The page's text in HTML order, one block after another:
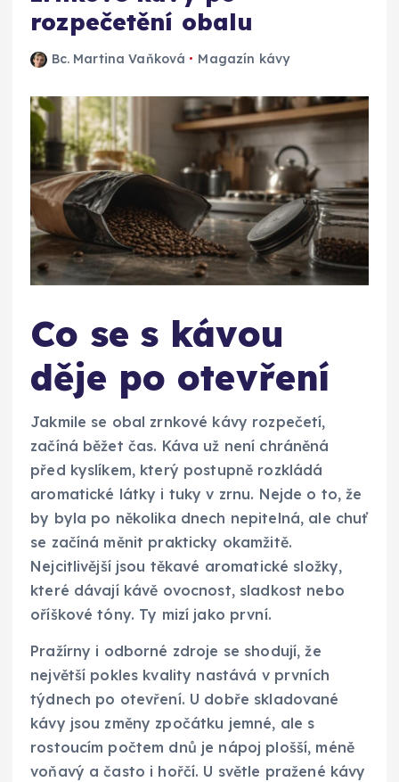
rozpečetění obalu
Bc. Martina Vaňková Magazín kávy
Co se s kávou
děje po otevření
Jakmile se obal zrnkové kávy rozpečetí,
začíná běžet čas. Káva už není chráněná
před kyslíkem, který postupně rozkládá
aromatické látky i tuky v zrnu. Nejde o to, že
by byla po několika dnech nepitelná, ale chuť
se začíná měnit prakticky okamžitě.
Nejcitlivější jsou těkavé aromatické složky,
které dávají kávě ovocnost, sladkost nebo
oříškové tóny. Ty mizí jako první.
Pražírny i odborné zdroje se shodují, že
největší pokles kvality nastává v prvních
týdnech po otevření. U dobře skladované
kávy jsou změny zpočátku jemné, ale s
rostoucím počtem dnů je nápoj plošší, méně
voňavý a často i hořčí. U světle pražené kávy